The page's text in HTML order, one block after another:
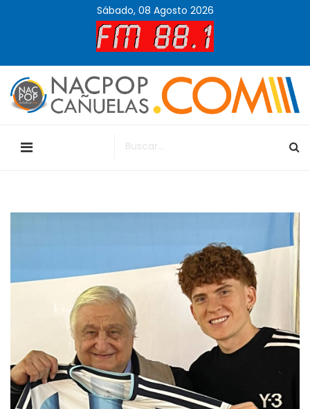
Sábado, 08 Agosto 2026